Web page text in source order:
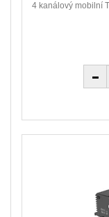
4 kanálový mobilní